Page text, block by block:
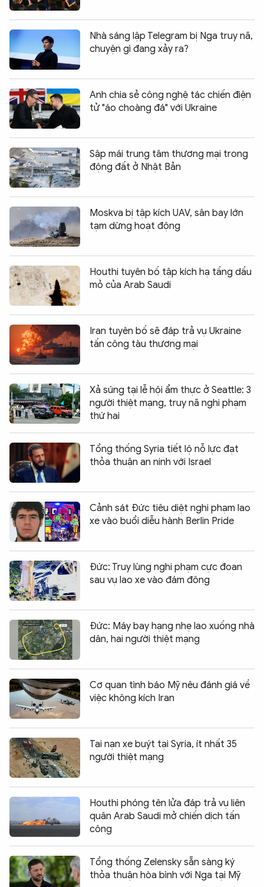
Nhà sáng lập Telegram bị Nga truy nã,
chuyện gì đang xảy ra?
Anh chia sẻ công nghệ tác chiến điện
tử "áo choàng đá" với Ukraine
Sập mái trung tâm thương mại trong
động đất ở Nhật Bản
Moskva bị tập kích UAV, sân bay lớn
tạm dừng hoạt động
Houthi tuyên bố tập kích hạ tầng dầu
mỏ của Arab Saudi
Iran tuyên bố sẽ đáp trả vụ Ukraine
tấn công tàu thương mại
Xả súng tại lễ hội ẩm thực ở Seattle: 3
người thiệt mạng, truy nã nghi phạm
thứ hai
Tổng thống Syria tiết lộ nỗ lực đạt
thỏa thuận an ninh với Israel
Cảnh sát Đức tiêu diệt nghi phạm lao
xe vào buổi diễu hành Berlin Pride
Đức: Truy lùng nghi phạm cực đoan
sau vụ lao xe vào đám đông
Đức: Máy bay hạng nhẹ lao xuống nhà
dân, hai người thiệt mạng
Cơ quan tình báo Mỹ nêu đánh giá về
việc không kích Iran
Tai nạn xe buýt tại Syria, ít nhất 35
người thiệt mạng
Houthi phóng tên lửa đáp trả vụ liên
quân Arab Saudi mở chiến dịch tấn
công
Tổng thống Zelensky sẵn sàng ký
thỏa thuận hòa bình với Nga tại Mỹ